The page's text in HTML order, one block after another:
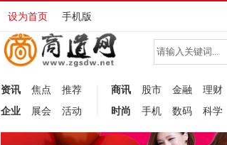
设为首页 手机版
资讯 焦点
推荐
企业
展会 活动
商讯 股市 金融 理财
时尚
手机 数码 科学